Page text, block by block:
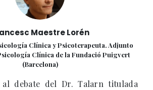
Maestre Lorén
Clínica y Psicoterapeuta. Adjunto
Clínica de la Fundació Puigvert
(Barcelona)
debate del Dr. Talarn titulada